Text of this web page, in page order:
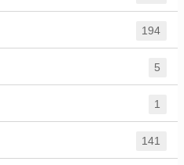
194
5
1
141